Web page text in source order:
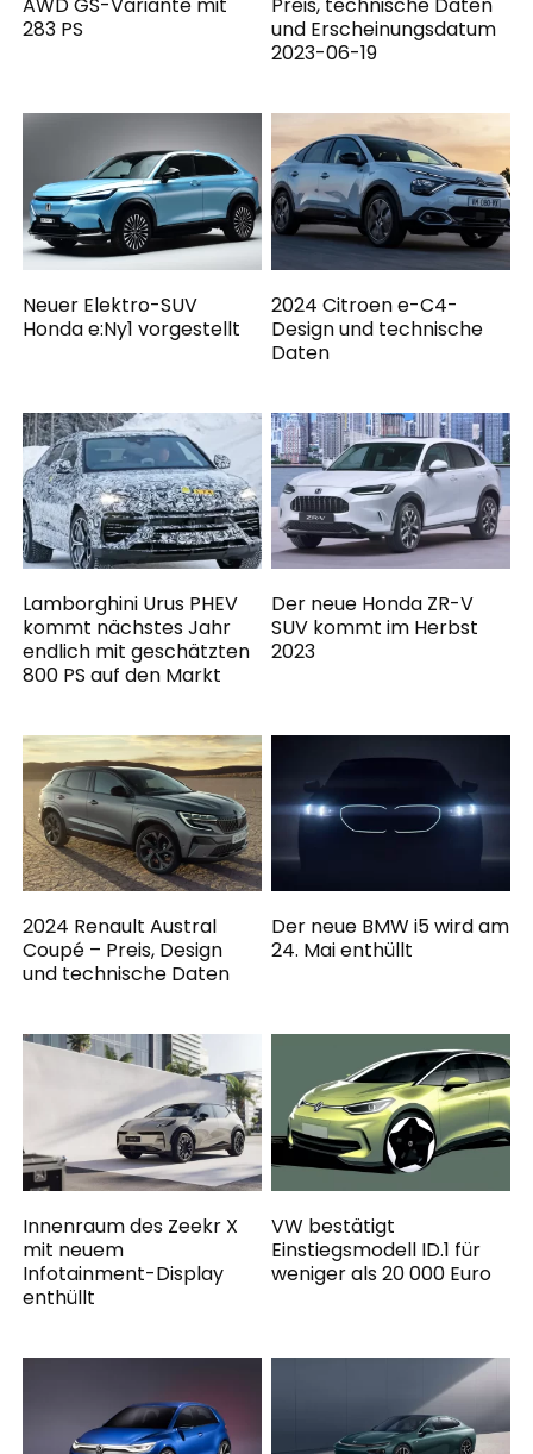
AWD GS-Variante mit
283 PS
Preis, technische Daten
und Erscheinungsdatum
2023-06-19
Neuer Elektro-SUV
Honda e:Ny1 vorgestellt
2024 Citroen e-C4-
Design und technische
Daten
Lamborghini Urus PHEV
kommt nächstes Jahr
endlich mit geschätzten
800 PS auf den Markt
Der neue Honda ZR-V
SUV kommt im Herbst
2023
2024 Renault Austral
Coupé – Preis, Design
und technische Daten
Der neue BMW i5 wird am
24. Mai enthüllt
Innenraum des Zeekr X
mit neuem
Infotainment-Display
enthüllt
VW bestätigt
Einstiegsmodell ID.1 für
weniger als 20 000 Euro